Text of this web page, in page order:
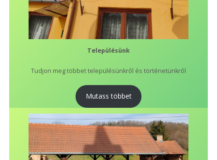
Településünk
Tudjon meg többet településünkről és történetünkről
Mutass többet